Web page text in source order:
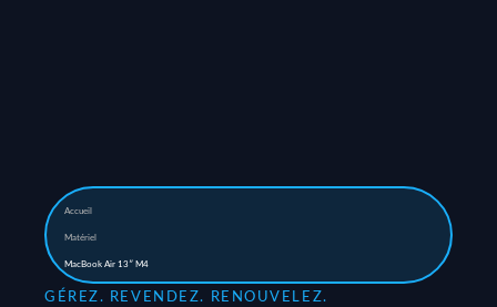
Accueil
Matériel
MacBook Air 13″ M4
GÉREZ. REVENDEZ. RENOUVELEZ.